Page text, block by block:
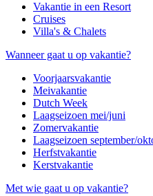
Vakantie in een Resort
Cruises
Villa's & Chalets
Wanneer gaat u op vakantie?
Voorjaarsvakantie
Meivakantie
Dutch Week
Laagseizoen mei/juni
Zomervakantie
Laagseizoen september/
Herfstvakantie
Kerstvakantie
Met wie gaat u op vakantie?